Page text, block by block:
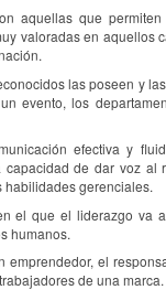
aquellas que
valoradas en aquellos
las poseen y
evento, los
efectiva y
capacidad de dar voz
gerenciales.
el que el liderazgo va
humanos.
emprendedor, el
de una marca.